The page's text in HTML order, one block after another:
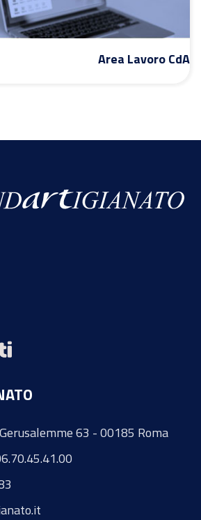
Area Lavoro CdA
63 - 00185 Roma